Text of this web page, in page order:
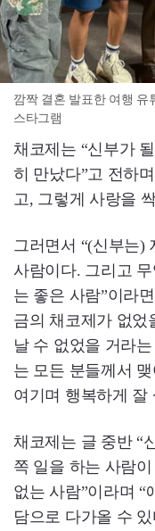
깜짝 결혼 발표한 여행 유
스타그램
채코제는 “신부가
히 만났다”고 전하
고, 그렇게 사랑을
그러면서 “(신부는)
사람이다. 그리고
는 좋은 사람”이라
금의 채코제가 없었
날 수 없었을 거라
는 모든 분들께서
여기며 행복하게 잘
채코제는 글 중반 “
쪽 일을 하는 사람
없는 사람”이라며 “
담으로 다가올 수